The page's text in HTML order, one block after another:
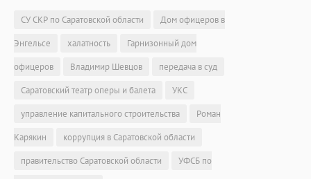
СУ СКР по Саратовской области
Дом офицеров в
Энгельсе
халатность
Гарнизонный дом
офицеров
Владимир Шевцов
передача в суд
Саратовский театр оперы и балета
УКС
управление капитального строительства
Роман
Карякин
коррупция в Саратовской области
правительство Саратовской области
УФСБ по